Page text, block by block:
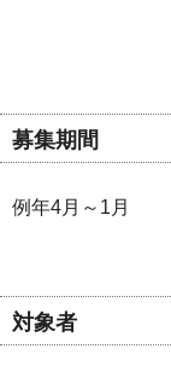
募集期間
例年4月～1月
対象者